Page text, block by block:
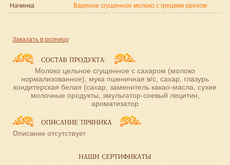
Начинка Вареное сгущенное молоко с грецким орехом
Заказать в розницу
Молоко цельное сгущенное с сахаром (молоко
нормализованное), мука пшеничная в/с, сахар, глазурь
кондитерская белая (сахар, заменитель какао-масла, сухие
молочные продукты, эмульгатор-соевый лецитин,
ароматизатор
Описание отсутствует